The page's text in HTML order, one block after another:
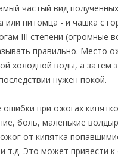
частый вид
или питомца - и чашка с
III степени (огромные
правильно. Место
холодной воды, а затем
нужен покой.
при ожогах
боль, маленькие
от кипятка
т.д. Это может привести